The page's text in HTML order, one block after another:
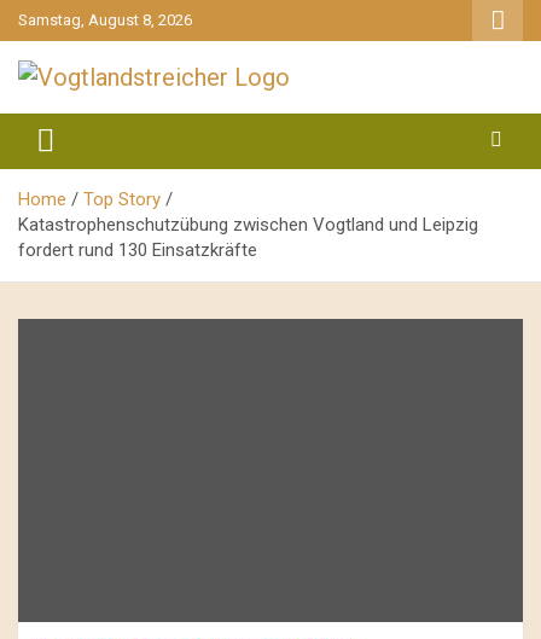
gehe
zum
Inhalt
Samstag, August 8, 2026
Vogtlandstreicher
Home
Top Story
Katastrophenschutzübung zwischen Vogtland und Leipzig
fordert rund 130 Einsatzkräfte